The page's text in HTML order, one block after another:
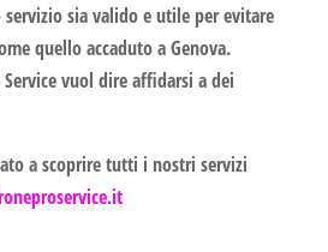
sia valido e utile per evitare
quello accaduto a Genova.
vuol dire affidarsi a dei
a scoprire tutti i nostri servizi